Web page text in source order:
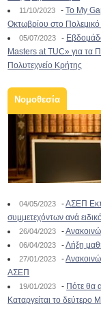
11/10/2023 -To My
Οκτωβρίου στο
05/07/2023 -
Masters at TUC» για τα
Πολυτεχνείο Κρήτης
Νομοθεσία
04/05/2023 -ΑΣΕΠ
συμμετεχόντων ανά
26/04/2023 -
06/04/2023 -Λήξη
27/01/2023 -
ΑΣΕΠ
19/01/2023 - Πότε θα
Καταργείται το δεύτερο